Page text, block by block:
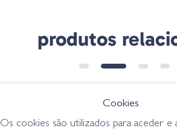
produtos
€ 11.70
Cookies
Os cookies são utilizados para aceder e